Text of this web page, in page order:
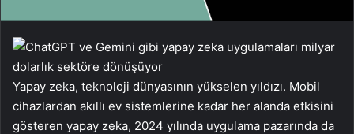
Yapay zeka, teknoloji dünyasının yükselen yıldızı. Mobil
cihazlardan akıllı ev sistemlerine kadar her alanda etkisini
gösteren yapay zeka, 2024 yılında uygulama pazarında da